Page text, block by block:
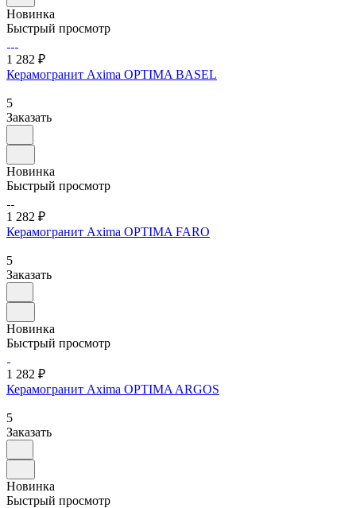
Новинка
Быстрый просмотр
1 282 ₽
Керамогранит Axima OPTIMA BASEL
5
Заказать
Новинка
Быстрый просмотр
1 282 ₽
Керамогранит Axima OPTIMA FARO
5
Заказать
Новинка
Быстрый просмотр
1 282 ₽
Керамогранит Axima OPTIMA ARGOS
5
Заказать
Новинка
Быстрый просмотр